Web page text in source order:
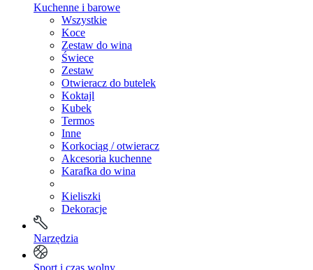
Kuchenne i barowe
Wszystkie
Koce
Zestaw do wina
Świece
Zestaw
Otwieracz do butelek
Koktajl
Kubek
Termos
Inne
Korkociąg / otwieracz
Akcesoria kuchenne
Karafka do wina
Kieliszki
Dekoracje
Narzędzia
Sport i czas wolny